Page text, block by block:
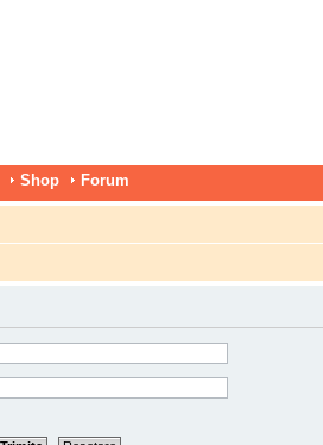
Shop Forum